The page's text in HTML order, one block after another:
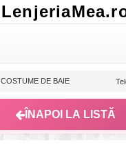
COSTUME DE BAIE
ÎNAPOI LA LISTĂ